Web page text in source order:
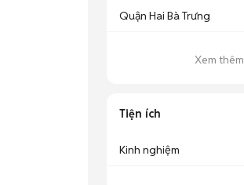
Quận Hai Bà Trưng
Xem thêm
Tiện ích
Kinh nghiệm